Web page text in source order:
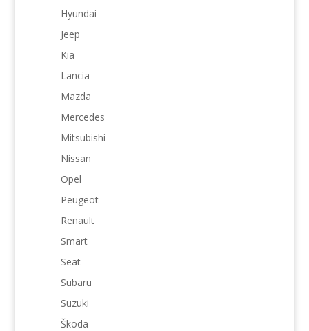
Hyundai
Jeep
Kia
Lancia
Mazda
Mercedes
Mitsubishi
Nissan
Opel
Peugeot
Renault
Smart
Seat
Subaru
Suzuki
Škoda